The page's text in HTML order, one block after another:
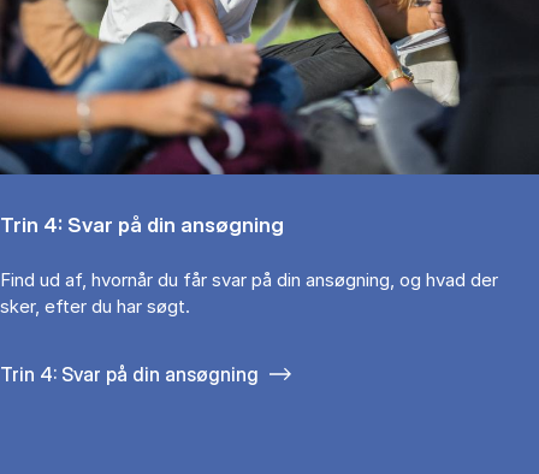
Trin 4: Svar på din ansøgning
Find ud af, hvornår du får svar på din ansøgning, og hvad der
sker, efter du har søgt.
Trin 4: Svar på din ansøgning